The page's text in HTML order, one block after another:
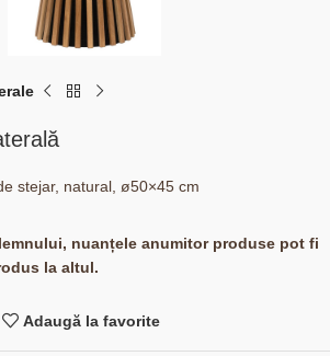
stejar, natural, ø50×45 cm
nuanțele anumitor produse pot fi
la altul.
Adaugă la favorite